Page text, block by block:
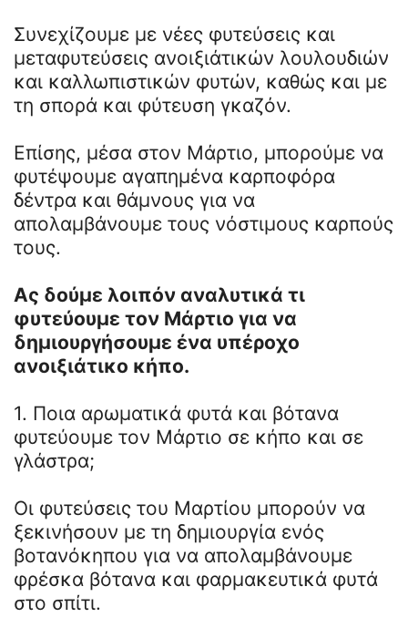
Συνεχίζουμε με νέες φυτεύσεις και
μεταφυτεύσεις ανοιξιάτικών λουλουδιών
και καλλωπιστικών φυτών, καθώς και με
τη σπορά και φύτευση γκαζόν.
Επίσης, μέσα στον Μάρτιο, μπορούμε να
φυτέψουμε αγαπημένα καρποφόρα
δέντρα και θάμνους για να
απολαμβάνουμε τους νόστιμους καρπούς
τους.
Ας δούμε λοιπόν αναλυτικά τι
φυτεύουμε τον Μάρτιο για να
δημιουργήσουμε ένα υπέροχο
ανοιξιάτικο κήπο.
1. Ποια αρωματικά φυτά και βότανα
φυτεύουμε τον Μάρτιο σε κήπο και σε
γλάστρα;
Οι φυτεύσεις του Μαρτίου μπορούν να
ξεκινήσουν με τη δημιουργία ενός
βοτανόκηπου για να απολαμβάνουμε
φρέσκα βότανα και φαρμακευτικά φυτά
στο σπίτι.